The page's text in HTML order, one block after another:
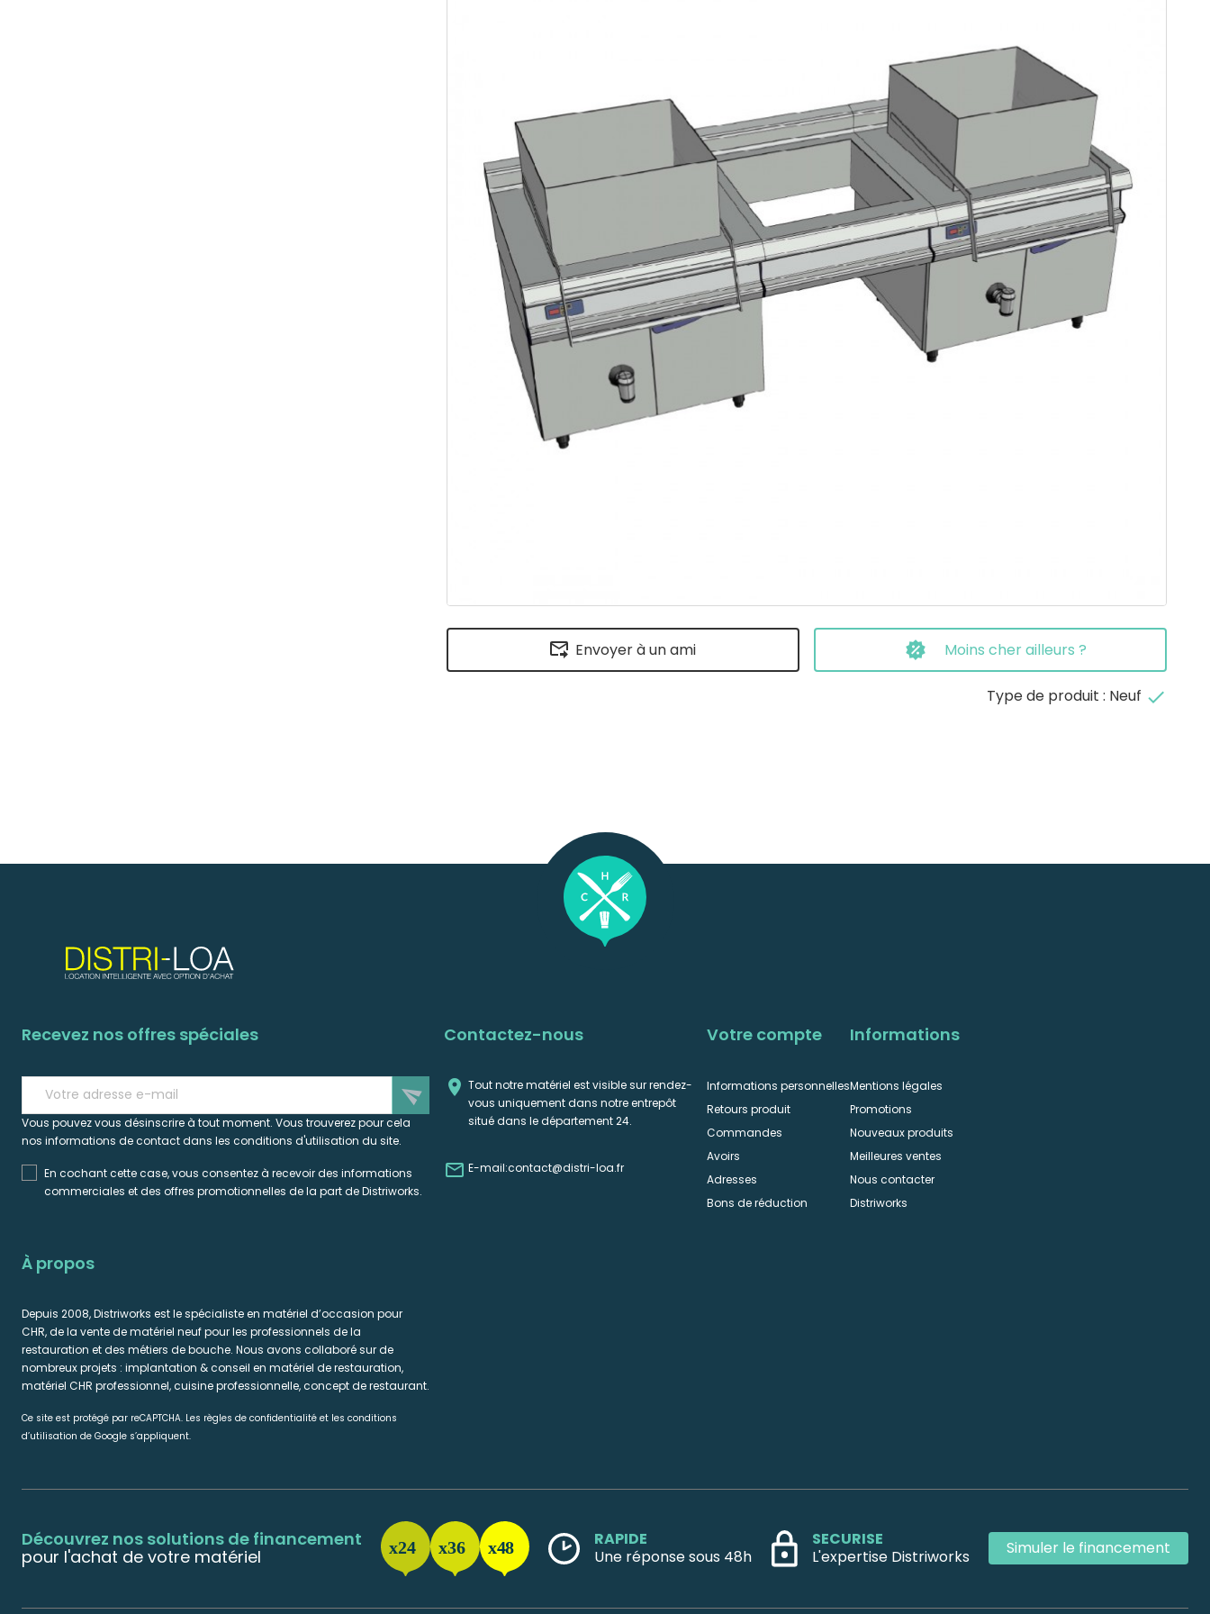
Envoyer à un ami Moins cher ailleurs ?
Type de produit : Neuf done
Recevez nos offres spéciales
send
Vous pouvez vous désinscrire à tout moment. Vous trouverez pour cela
nos informations de contact dans les conditions d'utilisation du site.
En cochant cette case, vous consentez à recevoir des informations
commerciales et des offres promotionnelles de la part de Distriworks.
À propos
Depuis 2008, Distriworks est le spécialiste en matériel d’occasion pour
CHR, de la vente de matériel neuf pour les professionnels de la
restauration et des métiers de bouche. Nous avons collaboré sur de
nombreux projets : implantation & conseil en matériel de restauration,
matériel CHR professionnel, cuisine professionnelle, concept de restaurant.
Ce site est protégé par reCAPTCHA. Les règles de confidentialité et les conditions
d’utilisation de Google s’appliquent.
Informations
Mentions légales
Promotions
Nouveaux produits
Meilleures ventes
Nous contacter
Distriworks
Votre compte
Informations personnelles
Retours produit
Commandes
Avoirs
Adresses
Bons de réduction
Contactez-nous
 Tout notre matériel est visible sur rendez-
vous uniquement dans notre entrepôt
situé dans le département 24.
 E-mail:contact@distri-loa.fr
Découvrez nos solutions de financement
pour l'achat de votre matériel
RAPIDE
Une réponse sous 48h
SECURISE
L'expertise Distriworks
Simuler le financement